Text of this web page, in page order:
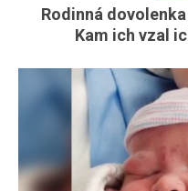
Rodinná
Kam ich vzal